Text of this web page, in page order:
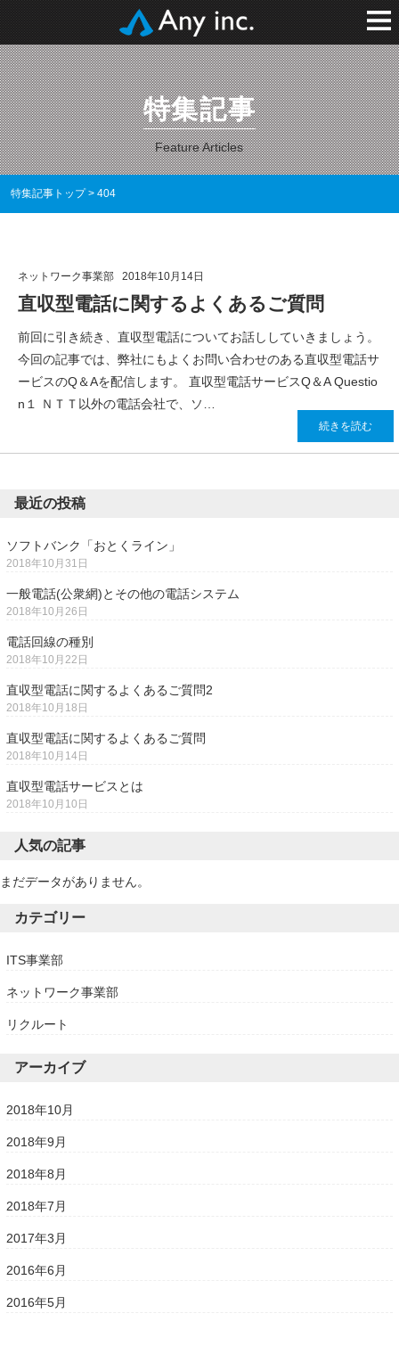
特集記事
Feature Articles
特集記事トップ>404
ネットワーク事業部 2018年10月14日
直収型電話に関するよくあるご質問
前回に引き続き、直収型電話についてお話ししていきましょう。
今回の記事では、弊社にもよくお問い合わせのある直収型電話サ
ービスのQ＆Aを配信します。 直収型電話サービスQ＆A Questio
n１ ＮＴＴ以外の電話会社で、ソ…
続きを読む
最近の投稿
ソフトバンク「おとくライン」
2018年10月31日
一般電話(公衆網)とその他の電話システム
2018年10月26日
電話回線の種別
2018年10月22日
直収型電話に関するよくあるご質問2
2018年10月18日
直収型電話に関するよくあるご質問
2018年10月14日
直収型電話サービスとは
2018年10月10日
人気の記事
まだデータがありません。
カテゴリー
ITS事業部
ネットワーク事業部
リクルート
アーカイブ
2018年10月
2018年9月
2018年8月
2018年7月
2017年3月
2016年6月
2016年5月